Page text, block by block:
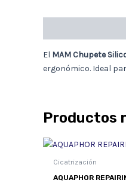
El MAM Chupete
ergonómico. Ideal
Productos
Cicatrización
AQUAPHOR